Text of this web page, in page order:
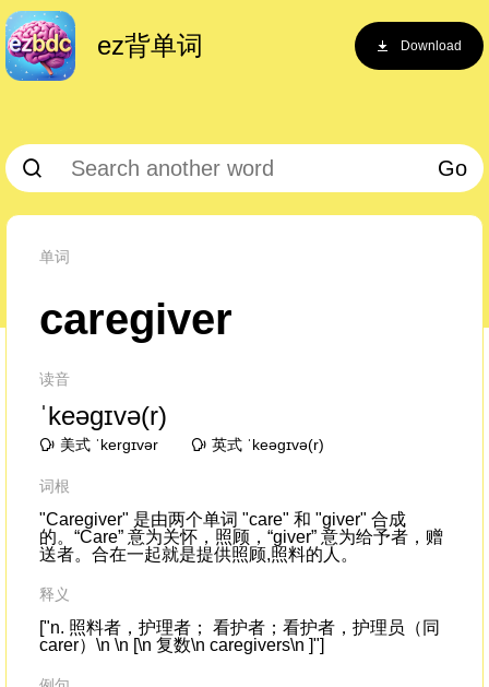
ez背单词 Download
Go
单词
caregiver
读音
ˈkeəɡɪvə(r)
美式 ˈkerɡɪvər 英式 ˈkeəɡɪvə(r)
词根
"Caregiver" 是由两个单词 "care" 和 "giver" 合成
的。“Care” 意为关怀，照顾，“giver” 意为给予者，赠
送者。合在一起就是提供照顾,照料的人。
释义
["n. 照料者，护理者； 看护者；看护者，护理员（同
carer）\n \n [\n 复数\n caregivers\n ]"]